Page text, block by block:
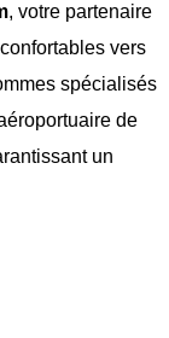
, votre partenaire
vers
spécialisés
de
un